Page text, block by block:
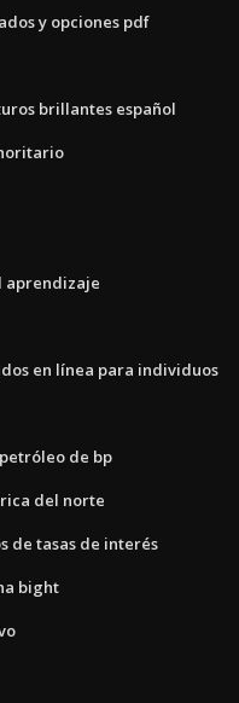
y opciones pdf
brillantes español
aprendizaje
en línea para individuos
de bp
del norte
de tasas de interés
bight